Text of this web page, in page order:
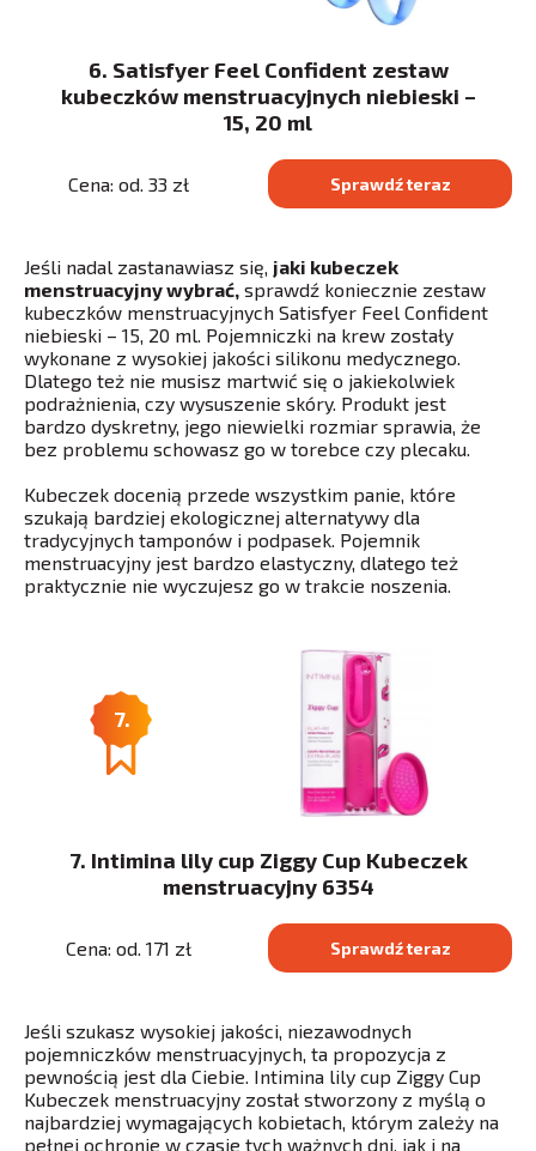
6. Satisfyer Feel Confident zestaw
kubeczków menstruacyjnych niebieski –
15, 20 ml
Cena: od. 33 zł Sprawdź teraz
Jeśli nadal zastanawiasz się, jaki kubeczek
menstruacyjny wybrać, sprawdź koniecznie zestaw
kubeczków menstruacyjnych Satisfyer Feel Confident
niebieski – 15, 20 ml. Pojemniczki na krew zostały
wykonane z wysokiej jakości silikonu medycznego.
Dlatego też nie musisz martwić się o jakiekolwiek
podrażnienia, czy wysuszenie skóry. Produkt jest
bardzo dyskretny, jego niewielki rozmiar sprawia, że
bez problemu schowasz go w torebce czy plecaku.
Kubeczek docenią przede wszystkim panie, które
szukają bardziej ekologicznej alternatywy dla
tradycyjnych tamponów i podpasek. Pojemnik
menstruacyjny jest bardzo elastyczny, dlatego też
praktycznie nie wyczujesz go w trakcie noszenia.
7.
7. Intimina lily cup Ziggy Cup Kubeczek
menstruacyjny 6354
Cena: od. 171 zł Sprawdź teraz
Jeśli szukasz wysokiej jakości, niezawodnych
pojemniczków menstruacyjnych, ta propozycja z
pewnością jest dla Ciebie. Intimina lily cup Ziggy Cup
Kubeczek menstruacyjny został stworzony z myślą o
najbardziej wymagających kobietach, którym zależy na
pełnej ochronie w czasie tych ważnych dni, jak i na